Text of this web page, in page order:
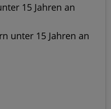
15 Jahren an
unter 15 Jahren an